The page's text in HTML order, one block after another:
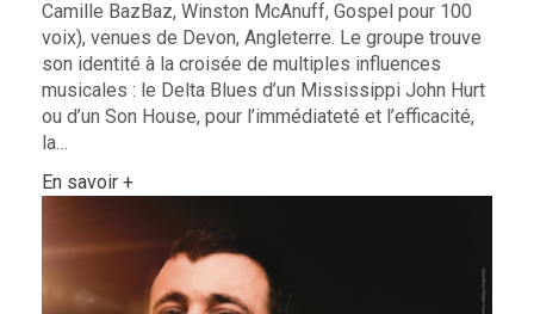
Camille BazBaz, Winston McAnuff, Gospel pour 100
voix), venues de Devon, Angleterre. Le groupe trouve
son identité à la croisée de multiples influences
musicales : le Delta Blues d’un Mississippi John Hurt
ou d’un Son House, pour l’immédiateté et l’efficacité,
la…
En savoir +